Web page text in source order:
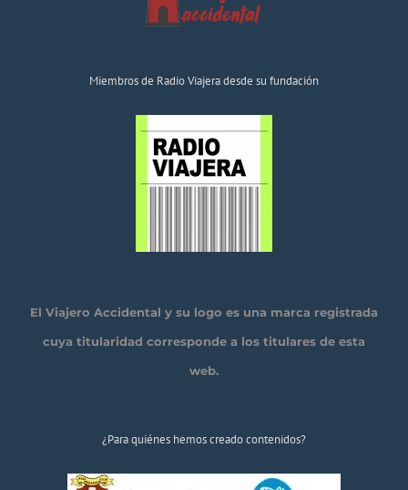
Miembros de Radio Viajera desde su fundación
El Viajero Accidental y su logo es una marca registrada
cuya titularidad corresponde a los titulares de esta
web.
¿Para quiénes hemos creado contenidos?